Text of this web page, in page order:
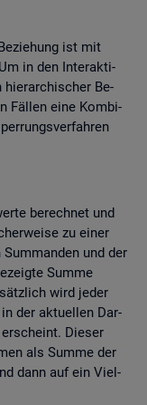
ist mit
in den In­ter­ak­ti­
hier­ar­chi­scher Be­
Fäl­len eine Kom­bi­
be­rech­net und
zu einer
und der
Summe
wird jeder
der ak­tu­el­len Dar­
Die­ser
als Summe der
dann auf ein Viel­